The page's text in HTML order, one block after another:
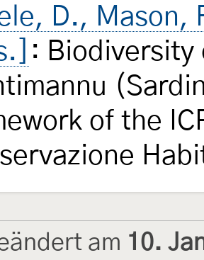
D., Mason,
: Biodiversity
of the
am 10.